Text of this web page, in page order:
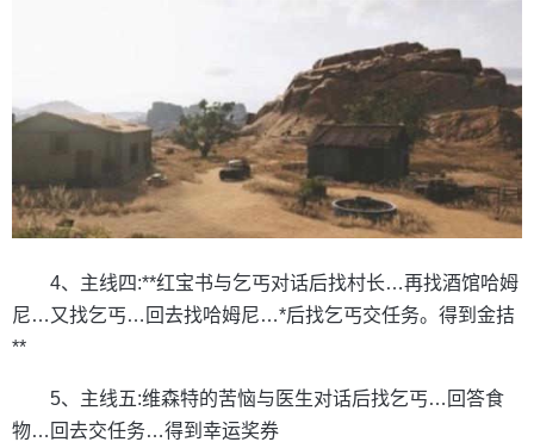
4、主线四:**红宝书与乞丐对话后找村长…再找酒馆哈姆
尼…又找乞丐…回去找哈姆尼…*后找乞丐交任务。得到金拮
**
5、主线五:维森特的苦恼与医生对话后找乞丐…回答食
物…回去交任务…得到幸运奖券